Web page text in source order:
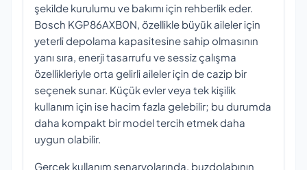
şekilde kurulumu ve bakımı için rehberlik eder.
Bosch KGP86AXB0N, özellikle büyük aileler için
yeterli depolama kapasitesine sahip olmasının
yanı sıra, enerji tasarrufu ve sessiz çalışma
özellikleriyle orta gelirli aileler için de cazip bir
seçenek sunar. Küçük evler veya tek kişilik
kullanım için ise hacim fazla gelebilir; bu durumda
daha kompakt bir model tercih etmek daha
uygun olabilir.
Gerçek kullanım senaryolarında, buzdolabının